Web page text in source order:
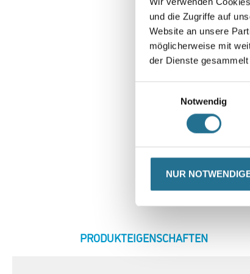
und die Zugriffe auf
Website an unsere
möglicherweise mit
der Dienste gesammelt
Notwendig
NUR
CURRENT
PRODUKTEIGENSCHAFTEN